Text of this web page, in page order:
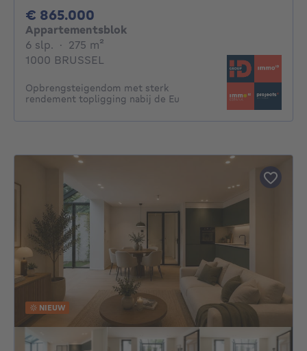
€ 865.000
Appartementsblok
6 slp. 6 slaapkamers
· 275 m²
1000 BRUSSEL
Opbrengsteigendom met sterk
rendement topligging nabij de Eu
NIEUW